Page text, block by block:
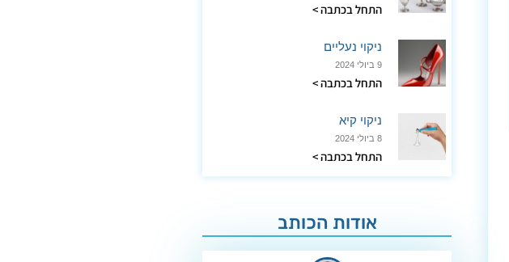
התחל בכתבה >
ניקוי נעליים
9 ביולי 2024
התחל בכתבה >
ניקוי קיא
8 ביולי 2024
התחל בכתבה >
אודות הכותב